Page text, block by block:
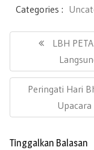
e
b
oo
k
tt
er
Categories :
N
g
i
o
P
E
V
U
LBH
N
X
Peringati Hari
Tinggalkan Balasan